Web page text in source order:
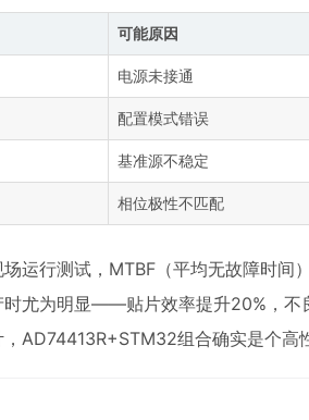
可能原因
电源未接通
配置模式错误
基准源不稳定
相位极性不匹配
运行测试，MTBF（平均无故障时
时尤为明显——贴片效率提升20%，不
AD74413R+STM32组合确实是个高